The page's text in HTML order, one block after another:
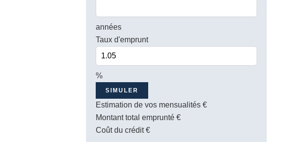
années
Taux d'emprunt
%
SIMULER
Estimation de vos mensualités €
Montant total emprunté €
Coût du crédit€